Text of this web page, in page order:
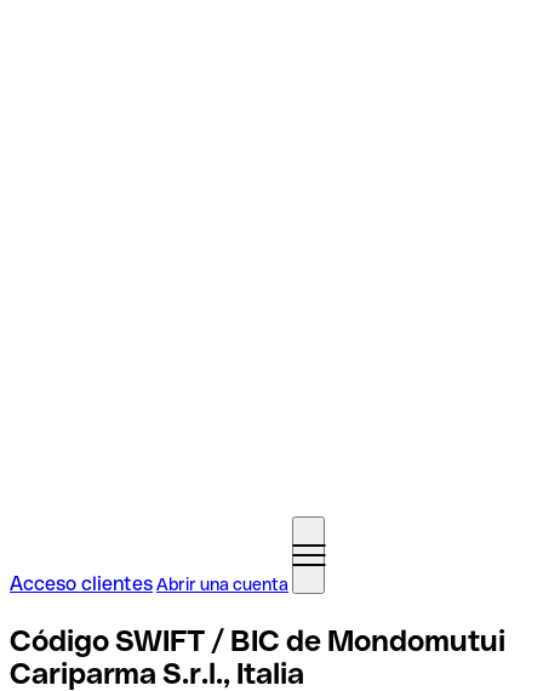
Acceso clientesAbrir una cuenta
Código SWIFT / BIC de Mondomutui
Cariparma S.r.l., Italia